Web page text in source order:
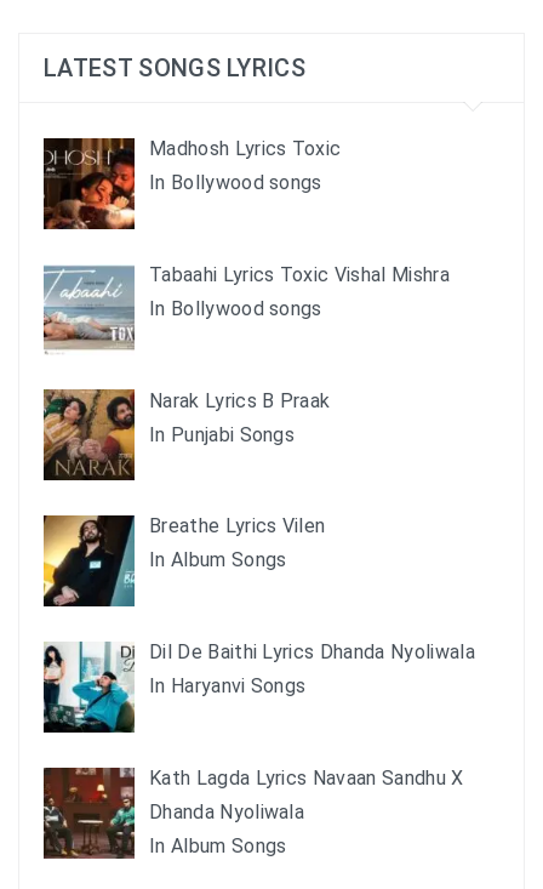
LATEST SONGS LYRICS
Madhosh Lyrics Toxic
In Bollywood songs
Tabaahi Lyrics Toxic Vishal Mishra
In Bollywood songs
Narak Lyrics B Praak
In Punjabi Songs
Breathe Lyrics Vilen
In Album Songs
Dil De Baithi Lyrics Dhanda Nyoliwala
In Haryanvi Songs
Kath Lagda Lyrics Navaan Sandhu X
Dhanda Nyoliwala
In Album Songs